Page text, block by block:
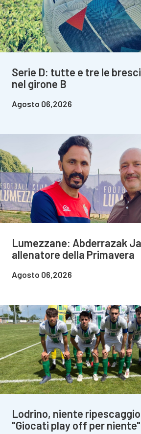
Serie D: tutte e tre le
nel girone B
Agosto 06,2026
Lumezzane: Abderrazak
allenatore della Primavera
Agosto 06,2026
Lodrino, niente
"Giocati play off per niente"